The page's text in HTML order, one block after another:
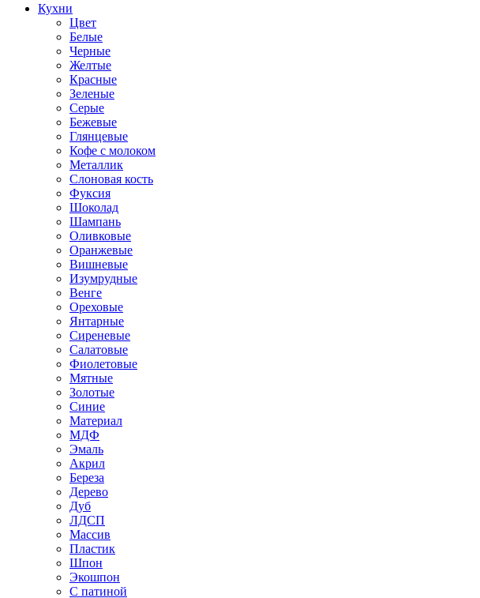
Кухни
Цвет
Белые
Черные
Желтые
Красные
Зеленые
Серые
Бежевые
Глянцевые
Кофе с молоком
Металлик
Слоновая кость
Фуксия
Шоколад
Шампань
Оливковые
Оранжевые
Вишневые
Изумрудные
Венге
Ореховые
Янтарные
Сиреневые
Салатовые
Фиолетовые
Мятные
Золотые
Синие
Материал
МДФ
Эмаль
Акрил
Береза
Дерево
Дуб
ЛДСП
Массив
Пластик
Шпон
Экошпон
С патиной